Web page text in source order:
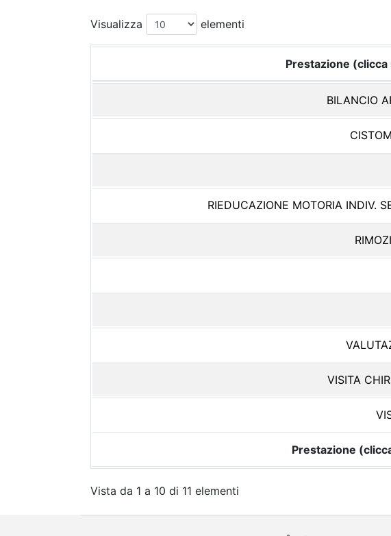
Visualizza elementi
Prestazione
BILANCIO
RIEDUCAZIONE MOTORIA INDIV.
VISITA
Prestazione
Vista da 1 a 10 di 11 elementi